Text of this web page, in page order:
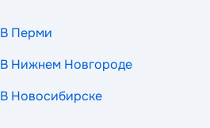
В Перми
В Нижнем Новгороде
В Новосибирске